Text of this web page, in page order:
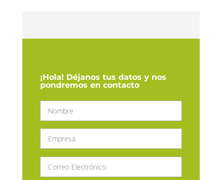
¡Hola! Déjanos tus datos y nos
pondremos en contacto